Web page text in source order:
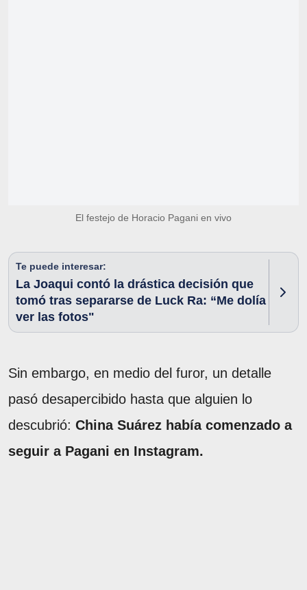
El festejo de Horacio Pagani en vivo
Te puede interesar:
La Joaqui contó la drástica decisión que
tomó tras separarse de Luck Ra: “Me dolía
ver las fotos"
Sin embargo, en medio del furor, un detalle
pasó desapercibido hasta que alguien lo
descubrió: China Suárez había comenzado a
seguir a Pagani en Instagram.